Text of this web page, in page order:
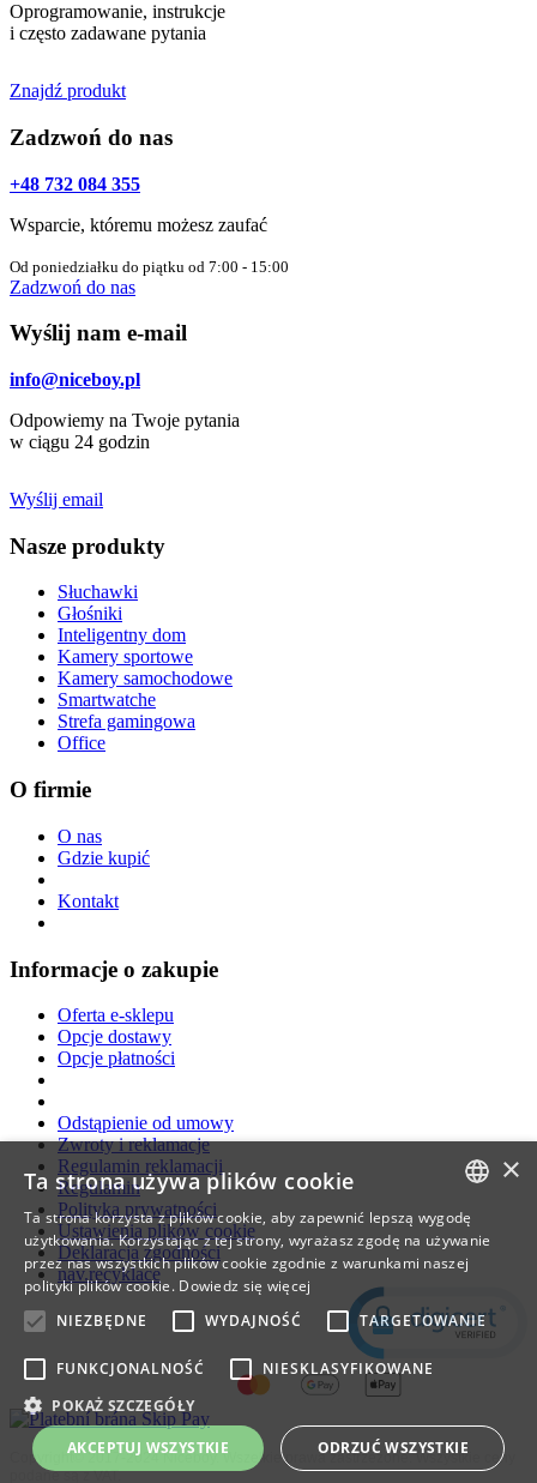
Oprogramowanie, instrukcje
i często zadawane pytania
Znajdź produkt
Zadzwoń do nas
+48 732 084 355
Wsparcie, któremu możesz zaufać
Od poniedziałku do piątku od 7:00 - 15:00
Zadzwoń do nas
Wyślij nam e-mail
info@niceboy.pl
Odpowiemy na Twoje pytania
w ciągu 24 godzin
Wyślij email
Nasze produkty
Słuchawki
Głośniki
Inteligentny dom
Kamery sportowe
Kamery samochodowe
Smartwatche
Strefa gamingowa
Office
O firmie
O nas
Gdzie kupić
Kontakt
Informacje o zakupie
Oferta e-sklepu
Opcje dostawy
Opcje płatności
Odstąpienie od umowy
Zwroty i reklamacje
Regulamin reklamacji
Regulamin
Polityka prywatności
Ustawienia plików cookie
Deklaracja zgodności
nav.recyklace
Copyright© 2017-2024 Niceboy. Wszelkie prawa zastrzeżone. Wszystkie ceny
podane są z VAT.
CZECH
SLOVAK
ENGLISH
×
Ta strona używa plików cookie
Ta strona korzysta z plików cookie, aby zapewnić lepszą wygodę
użytkowania. Korzystając z tej strony, wyrażasz zgodę na używanie
przez nas wszystkich plików cookie zgodnie z warunkami naszej
polityki plików cookie. Dowiedz się więcej
NIEZBĘDNE
WYDAJNOŚĆ TARGETOWANIE
FUNKCJONALNOŚĆ
NIESKLASYFIKOWANE
POKAŻ SZCZEGÓŁY
AKCEPTUJ WSZYSTKIE ODRZUĆ WSZYSTKIE